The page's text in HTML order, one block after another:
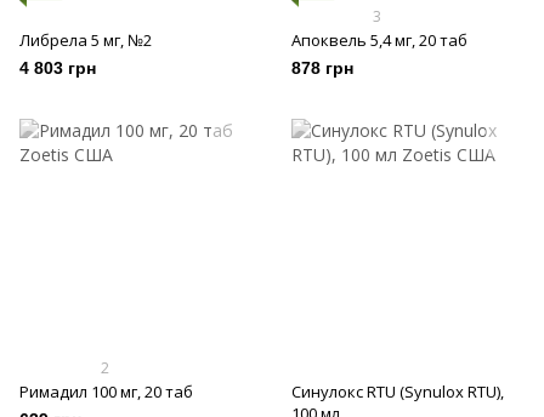
Либрела 5 мг, №2
4 803 грн
3
Апоквель 5,4 мг, 20 таб
878 грн
2
Римадил 100 мг, 20 таб
Синулокс RTU (Synulox RTU),